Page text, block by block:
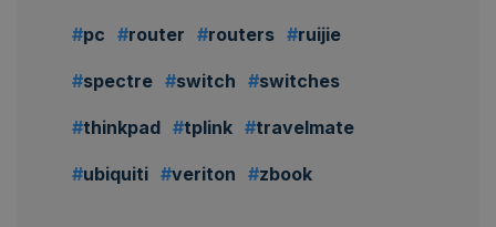
pc router routers ruijie
spectre switch switches
thinkpad tplink travelmate
ubiquiti veriton zbook